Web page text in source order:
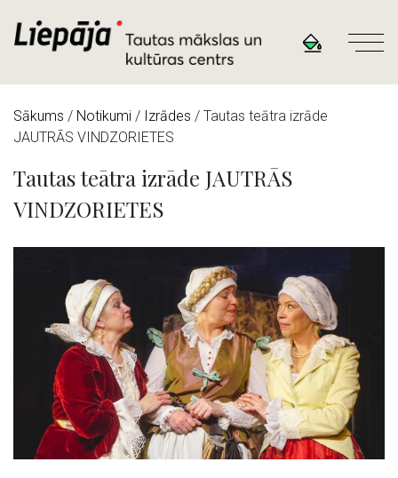
Sākums / Notikumi / Izrādes / Tautas teātra izrāde
JAUTRĀS VINDZORIETES
Tautas teātra izrāde JAUTRĀS
VINDZORIETES